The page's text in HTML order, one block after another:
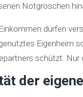
Notgroschen
dürfen
Eigenheim
schützt. Nur
der